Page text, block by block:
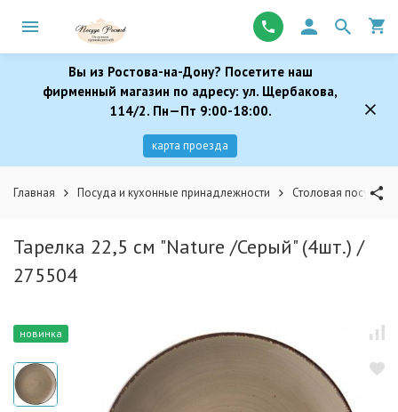
Вы из Ростова-на-Дону? Посетите наш
фирменный магазин по адресу: ул. Щербакова,
114/2. Пн—Пт 9:00-18:00.
карта проезда
Главная Посуда и кухонные принадлежности Столовая посуда
Тарелка 22,5 см "Nature /Серый" (4шт.) /
275504
новинка